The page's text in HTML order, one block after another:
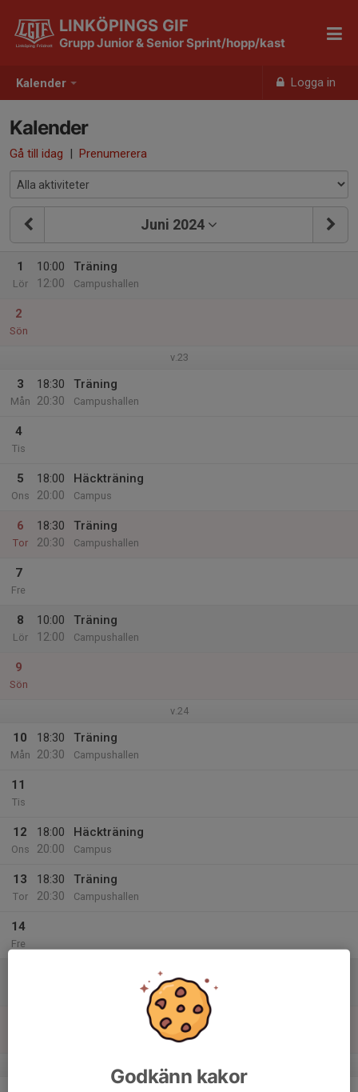
Kalender Logga in
LINKÖPINGS GIF
Grupp Junior & Senior Sprint/hopp/kast
Kalender
Gå till idag | Prenumerera
Juni 2024
1
Lör
10:00
12:00
Träning
Campushallen
2
Sön
v.23
3
Mån
18:30
20:30
Träning
Campushallen
4
Tis
5
Ons
18:00
20:00
Häckträning
Campus
6
Tor
18:30
20:30
Träning
Campushallen
7
Fre
8
Lör
10:00
12:00
Träning
Campushallen
9
Sön
v.24
10
Mån
18:30
20:30
Träning
Campushallen
11
Tis
12
Ons
18:00
20:00
Häckträning
Campus
13
Tor
18:30
20:30
Träning
Campushallen
14
Fre
Godkänn kakor